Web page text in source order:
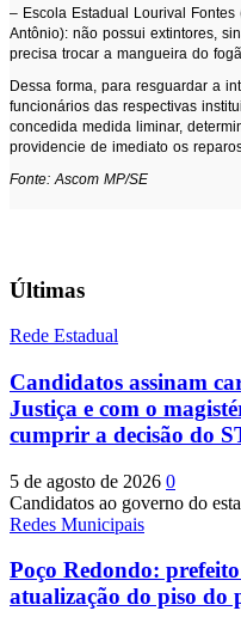
– Escola Estadual Lourival
Antônio): não possui extintores,
precisa trocar a mangueira do
Dessa forma, para resguardar a
funcionários das respectivas
concedida medida liminar,
providencie de imediato os
Fonte: Ascom MP/SE
Últimas
Rede Estadual
Candidatos assinam
Justiça e com o
cumprir a decisão do
5 de agosto de 2026 0
Candidatos ao governo do
Redes Municipais
Poço Redondo:
atualização do piso do